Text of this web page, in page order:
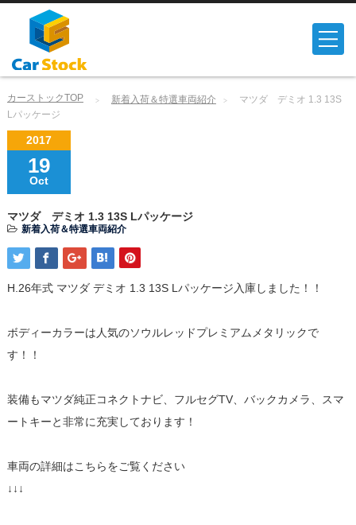
カーストックTOP 新着入荷＆特選車両紹介
マツダ デミオ 1.3 13S
Lパッケージ
2017
19
Oct
マツダ デミオ 1.3 13S Lパッケージ
新着入荷＆特選車両紹介
H.26年式 マツダ デミオ 1.3 13S Lパッケージ入庫しました！！
ボディーカラーは人気のソウルレッドプレミアムメタリックで
す！！
装備もマツダ純正コネクトナビ、フルセグTV、バックカメラ、スマ
ートキーと非常に充実しております！
車両の詳細はこちらをご覧ください
↓↓↓